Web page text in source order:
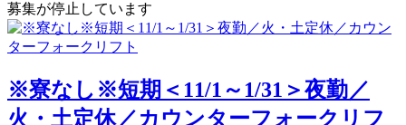
募集が停止しています
※寮なし※短期＜11/1～1/31＞夜勤／
火・土定休／カウンターフォークリフ